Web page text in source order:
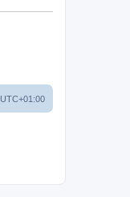
UTC+01:00